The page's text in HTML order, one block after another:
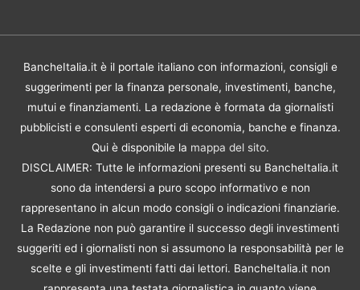
BancheItalia.it è il portale italiano con informazioni, consigli e
suggerimenti per la finanza personale, investimenti, banche,
mutui e finanziamenti. La redazione è formata da giornalisti
pubblicisti e consulenti esperti di economia, banche e finanza.
Qui è disponibile la mappa del sito.
DISCLAIMER: Tutte le informazioni presenti su BancheItalia.it
sono da intendersi a puro scopo informativo e non
rappresentano in alcun modo consigli o indicazioni finanziarie.
La Redazione non può garantire il successo degli investimenti
suggeriti ed i giornalisti non si assumono la responsabilità per le
scelte e gli investimenti fatti dai lettori. BancheItalia.it non